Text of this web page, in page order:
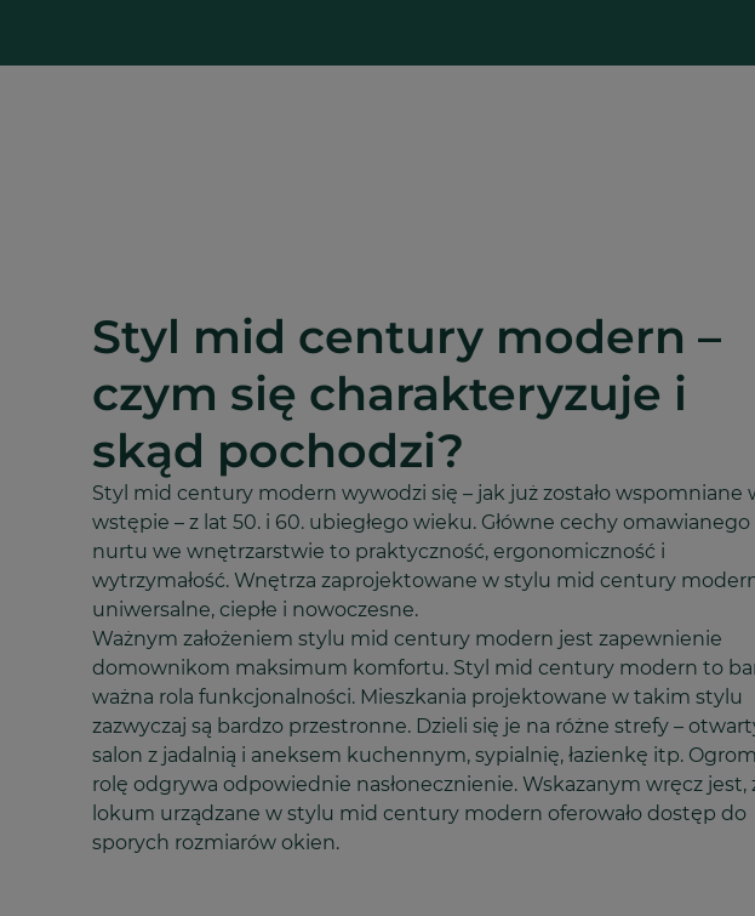
Styl mid century modern –
czym się charakteryzuje i
skąd pochodzi?
Styl mid century modern wywodzi się – jak już zostało wspomniane
wstępie – z lat 50. i 60. ubiegłego wieku. Główne cechy omawianego
nurtu we wnętrzarstwie to praktyczność, ergonomiczność i
wytrzymałość. Wnętrza zaprojektowane w stylu mid century
uniwersalne, ciepłe i nowoczesne.
Ważnym założeniem stylu mid century modern jest zapewnienie
domownikom maksimum komfortu. Styl mid century modern to
ważna rola funkcjonalności. Mieszkania projektowane w takim stylu
zazwyczaj są bardzo przestronne. Dzieli się je na różne strefy –
salon z jadalnią i aneksem kuchennym, sypialnię, łazienkę itp.
rolę odgrywa odpowiednie nasłonecznienie. Wskazanym wręcz jest,
lokum urządzane w stylu mid century modern oferowało dostęp do
sporych rozmiarów okien.